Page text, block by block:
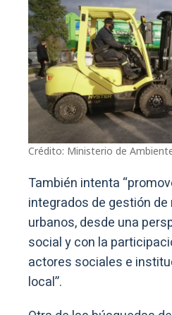
Crédito: Ministerio de
También intenta
integrados de gestión
urbanos, desde una
social y con la
actores sociales e
local”.